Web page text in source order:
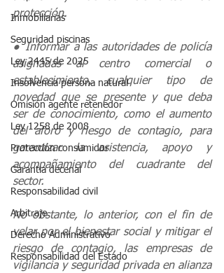
Inmobiliarias
Seguridad piscinas
Ley 2445 de 2025
Insolvencia persona natural
Omisión agente retenedor
Ley 1258 de 2008
Protección consumidor
Garantia decenal
Responsabilidad civil
Arbitraje
Derecho Administrativo
Responsabilidad del Estado
protección.
● Informar a las autoridades de policía
asignadas al centro comercial o
establecimiento, cualquier tipo de
novedad que se presente y que deba
ser de conocimiento, como el aumento
del aforo y riesgo de contagio, para
garantizar la asistencia, apoyo y
acompañamiento del cuadrante del
sector.
No obstante, lo anterior, con el fin de
velar por el bienestar social y mitigar el
riesgo de contagio, las empresas de
vigilancia y seguridad privada en alianza